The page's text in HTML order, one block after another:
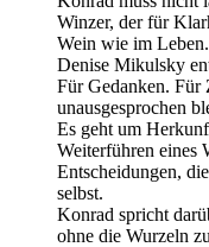
Winzer, der für
Wein wie im
Denise Mikulsky
Für Gedanken. Für
unausgesprochen
Es geht um
Weiterführen eines
Entscheidungen,
selbst.
Konrad spricht
ohne die Wurzeln